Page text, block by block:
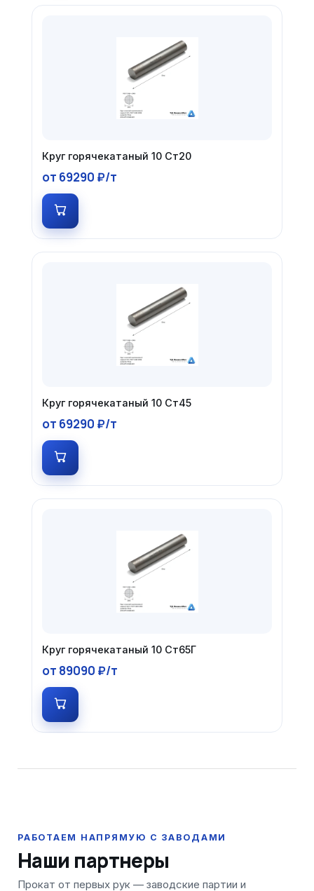
Круг горячекатаный 10 Ст20
от 69290 ₽/т
Круг горячекатаный 10 Ст45
от 69290 ₽/т
Круг горячекатаный 10 Ст65Г
от 89090 ₽/т
Наши партнеры